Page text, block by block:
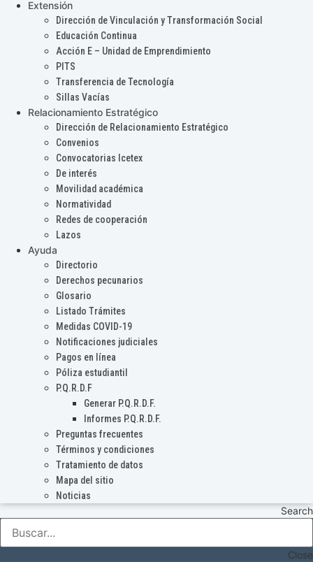
Extensión
Dirección de Vinculación y Transformación Social
Educación Continua
Acción E – Unidad de Emprendimiento
PITS
Transferencia de Tecnología
Sillas Vacías
Relacionamiento Estratégico
Dirección de Relacionamiento Estratégico
Convenios
Convocatorias Icetex
De interés
Movilidad académica
Normatividad
Redes de cooperación
Lazos
Ayuda
Directorio
Derechos pecunarios
Glosario
Listado Trámites
Medidas COVID-19
Notificaciones judiciales
Pagos en línea
Póliza estudiantil
P.Q.R.D.F
Generar P.Q.R.D.F.
Informes P.Q.R.D.F.
Preguntas frecuentes
Términos y condiciones
Tratamiento de datos
Mapa del sitio
Noticias
Search
Close